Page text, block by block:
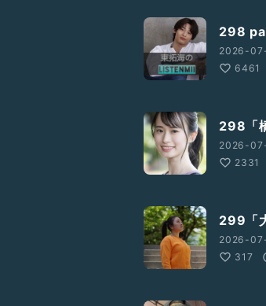
298
2026-
6461
298「
2026-
2331
299「
2026-
317